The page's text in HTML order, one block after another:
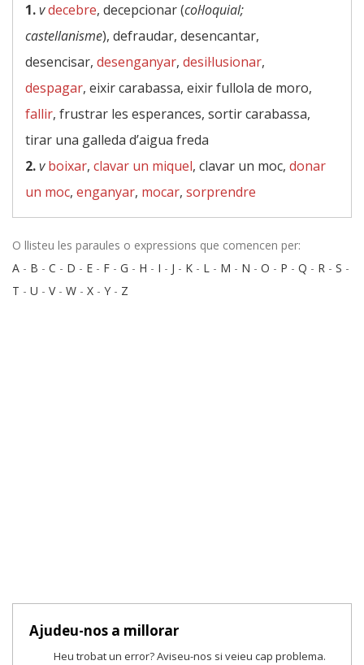
1.vdecebre, decepcionar (col·loquial;
castellanisme), defraudar, desencantar,
desencisar, desenganyar, desil·lusionar,
despagar, eixir carabassa, eixir fullola de moro,
fallir, frustrar les esperances, sortir carabassa,
tirar una galleda d’aigua freda
2.v boixar, clavar un miquel, clavar un moc, donar
un moc, enganyar, mocar, sorprendre
O llisteu les paraules o expressions que comencen per:
A - B - C - D - E - F - G - H - I - J - K - L - M - N - O - P - Q - R - S -
T - U - V- W - X - Y - Z
Ajudeu-nos a millorar
Heu trobat un error? Aviseu-nos si veieu cap problema.